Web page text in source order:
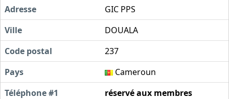
Adresse
GIC PPS
Ville
DOUALA
Code postal
237
Pays
Cameroun
Téléphone #1
réservé aux membres